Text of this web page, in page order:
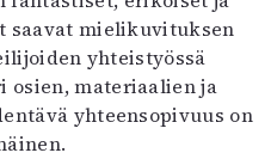
saavat mielikuvituksen
yhteistyössä
osien, materiaalien ja
yhteensopivuus on